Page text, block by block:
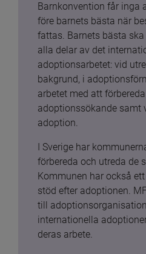
Barnkonvention får inga
före barnets bästa när
fattas. Barnets bästa
alla delar av det
adoptionsarbetet: vid
bakgrund, i
arbetet med att
adoptionssökande samt
adoption.
I Sverige har
förbereda och utreda de
Kommunen har också
stöd efter adoptionen.
till
internationella
deras arbete.